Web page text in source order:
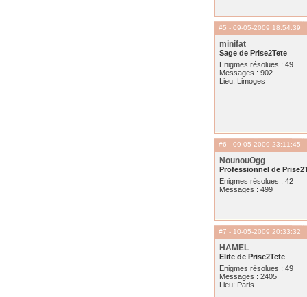
#5 - 09-05-2009 18:54:39
minifat
Sage de Prise2Tete
Enigmes résolues : 49
Messages : 902
Lieu: Limoges
#6 - 09-05-2009 23:11:45
NounouOgg
Professionnel de
Enigmes résolues : 42
Messages : 499
#7 - 10-05-2009 20:33:32
HAMEL
Elite de Prise2Tete
Enigmes résolues : 49
Messages : 2405
Lieu: Paris